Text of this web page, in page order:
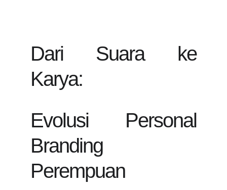
Dari Suara ke
Karya:
Evolusi Personal
Branding
Perempuan